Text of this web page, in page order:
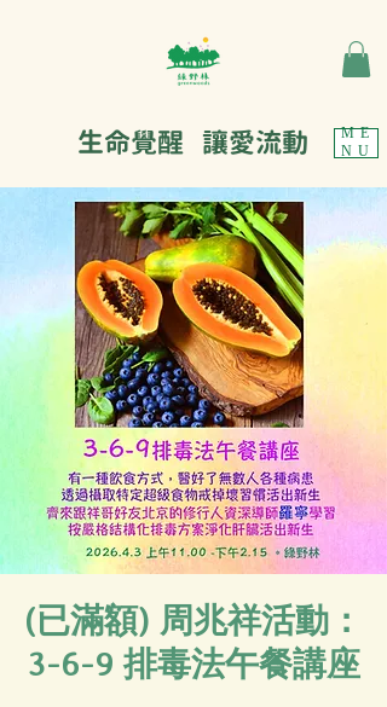
ME
NU
生命覺醒 讓愛流動
(已滿額) 周兆祥活動：
3-6-9 排毒法午餐講座